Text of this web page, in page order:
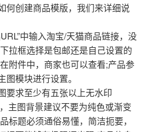
何创建商品模版，我们来详细说
中输入淘宝/天猫商品链接，没
拉框选择是包邮还是自己设置的
附件中，商家也可以查看;产品参
模块进行设置。
要求至少有五张以上无水印
主图背景建议不要为纯色或渐变
标题必须通俗易懂，简洁扼要，